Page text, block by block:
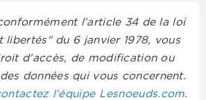
l'article 34 de la loi
libertés" du 6 janvier 1978, vous
d'accès, de modification ou
données qui vous concernent.
l'équipe Lesnoeuds.com.